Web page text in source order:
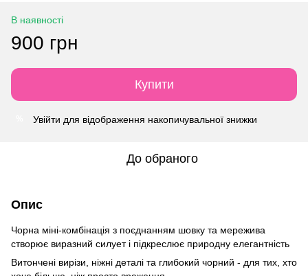
В наявності
900 грн
Купити
Увійти для відображення накопичувальної знижки
До обраного
Опис
Чорна міні-комбінація з поєднанням шовку та мережива
створює виразний силует і підкреслює природну елегантність
Витончені вирізи, ніжні деталі та глибокий чорний - для тих, хто